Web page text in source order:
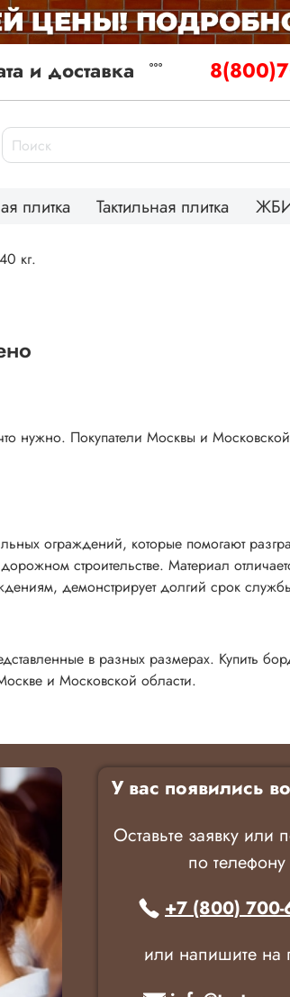
и доставка
плитка Тактильная плитка
кг.
нужно. Покупатели Москвы и
ограждений, которые помогают
строительстве. Материал
демонстрирует долгий срок
в разных размерах. Купить
и Московской области.
У вас появились
Оставьте заявку или
по телефону
+7 (800) 700-
или напишите на